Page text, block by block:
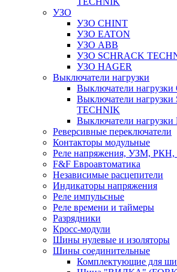
УЗО
УЗО CHINT
УЗО EATON
УЗО ABB
УЗО SCHRACK
УЗО HAGER
Выключатели нагрузки
Выключатели
Выключатели
TECHNIK
Выключатели нагрузки
Реверсивные переключатели
Контакторы модульные
Реле напряжения, УЗМ,
F&F Евроавтоматика
Независимые расцепители
Индикаторы напряжения
Реле импульсные
Реле времени и таймеры
Разрядники
Кросс-модули
Шины нулевые и изоляторы
Шины соединительные
Комплектующие для